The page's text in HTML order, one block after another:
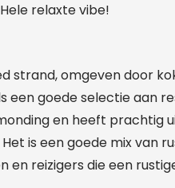
relaxte vibe!
strand, omgeven door
een goede selectie aan
en heeft prachtig
is een goede mix van
en reizigers die een